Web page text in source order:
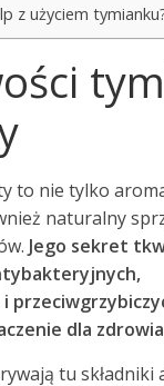
z użyciem
to nie tylko
naturalny
Jego sekret
dla
tu składniki